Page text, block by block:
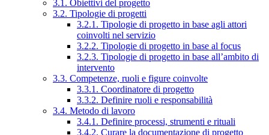
3.1. Obiettivi del progetto
3.2. Tipologie di progetti
3.2.1. Tipologie di progetto in base agli attori
coinvolti nel servizio
3.2.2. Tipologie di progetto in base al focus
3.2.3. Tipologie di progetto in base all’ambito di
intervento
3.3. Competenze, ruoli e figure coinvolte
3.3.1. Coordinatore di progetto
3.3.2. Definire ruoli e responsabilità
3.4. Metodo di lavoro
3.4.1. Definire processi, strumenti e rituali
3.4.2. Curare la documentazione di progetto